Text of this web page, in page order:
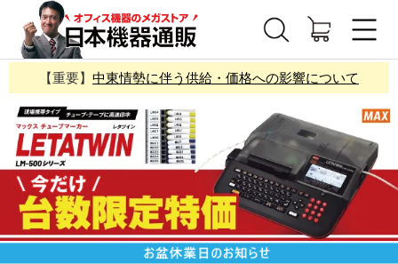
【重要】 中東情勢に伴う供給・価格への影響について